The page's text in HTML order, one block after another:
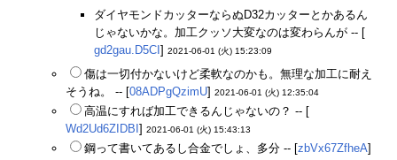
ダイヤモンドカッターならぬD32カッターとかあるん
じゃないかな。加工クッソ大変なのは変わらんが -- [
gd2gau.D5CI] 2021-06-01 (火) 15:23:09
傷は一切付かないけど柔軟なのかも。無理な加工に耐え
そうね。 -- [08ADPgQzimU] 2021-06-01 (火) 12:35:04
高温にすれば加工できるんじゃないの？ -- [
Wd2Ud6ZIDBI] 2021-06-01 (火) 15:43:13
鋼って書いてあるし合金でしょ、多分 -- [zbVx67ZfheA]